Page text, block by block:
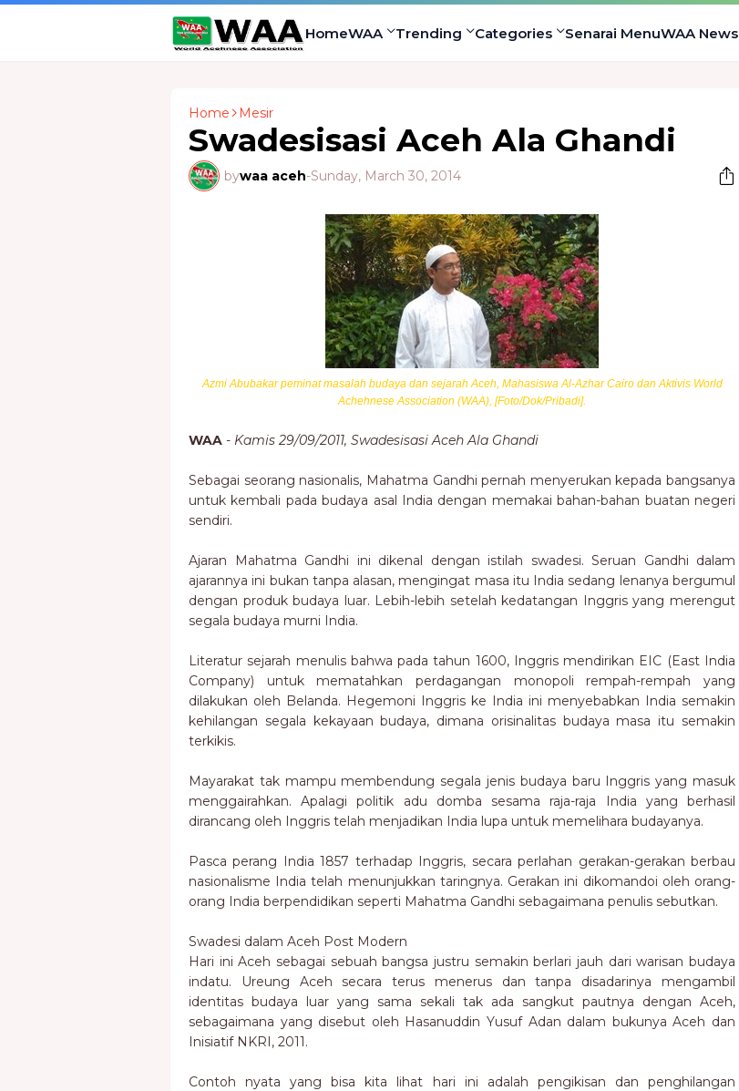
HomeWAA Trending Categories Senarai MenuWAA News
Home Mesir
Swadesisasi Aceh Ala Ghandi
bywaa aceh-Sunday, March 30, 2014
Azmi Abubakar peminat masalah budaya dan sejarah Aceh, Mahasiswa Al-Azhar Cairo dan Aktivis World
Achehnese Association (WAA), [Foto/Dok/Pribadi].
WAA - Kamis 29/09/2011, Swadesisasi Aceh Ala Ghandi
Sebagai seorang nasionalis, Mahatma Gandhi pernah menyerukan kepada bangsanya
untuk kembali pada budaya asal India dengan memakai bahan-bahan buatan negeri
sendiri.
Ajaran Mahatma Gandhi ini dikenal dengan istilah swadesi. Seruan Gandhi dalam
ajarannya ini bukan tanpa alasan, mengingat masa itu India sedang lenanya bergumul
dengan produk budaya luar. Lebih-lebih setelah kedatangan Inggris yang merengut
segala budaya murni India.
Literatur sejarah menulis bahwa pada tahun 1600, Inggris mendirikan EIC (East India
Company) untuk mematahkan perdagangan monopoli rempah-rempah yang
dilakukan oleh Belanda. Hegemoni Inggris ke India ini menyebabkan India semakin
kehilangan segala kekayaan budaya, dimana orisinalitas budaya masa itu semakin
terkikis.
Mayarakat tak mampu membendung segala jenis budaya baru Inggris yang masuk
menggairahkan. Apalagi politik adu domba sesama raja-raja India yang berhasil
dirancang oleh Inggris telah menjadikan India lupa untuk memelihara budayanya.
Pasca perang India 1857 terhadap Inggris, secara perlahan gerakan-gerakan berbau
nasionalisme India telah menunjukkan taringnya. Gerakan ini dikomandoi oleh orang-
orang India berpendidikan seperti Mahatma Gandhi sebagaimana penulis sebutkan.
Swadesi dalam Aceh Post Modern
Hari ini Aceh sebagai sebuah bangsa justru semakin berlari jauh dari warisan budaya
indatu. Ureung Aceh secara terus menerus dan tanpa disadarinya mengambil
identitas budaya luar yang sama sekali tak ada sangkut pautnya dengan Aceh,
sebagaimana yang disebut oleh Hasanuddin Yusuf Adan dalam bukunya Aceh dan
Inisiatif NKRI, 2011.
Contoh nyata yang bisa kita lihat hari ini adalah pengikisan dan penghilangan